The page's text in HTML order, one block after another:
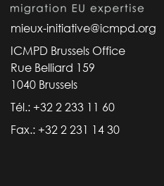
mieux-initiative@icmpd.org
ICMPD Brussels Office
Rue Belliard 159
1040 Brussels
Tél.: +32 2 233 11 60
Fax.: +32 2 231 14 30